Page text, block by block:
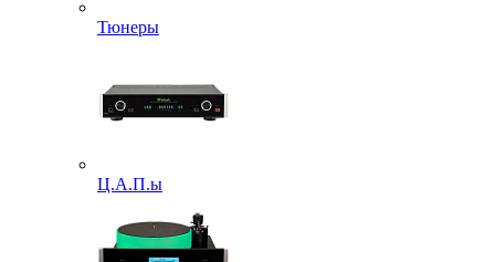
Тюнеры
Ц.А.П.ы